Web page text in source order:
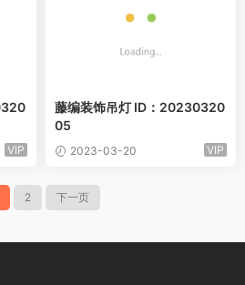
VIP
藤编装饰吊灯 ID：20230320
05
2023-03-20 VIP
2 下一页